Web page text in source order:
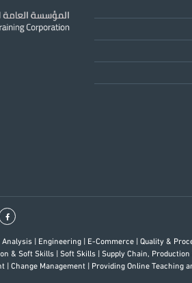
Analysis Engineering E-Commerce Quality &
& Soft Skills Soft Skills Supply Chain,
Change Management Providing Online Teaching